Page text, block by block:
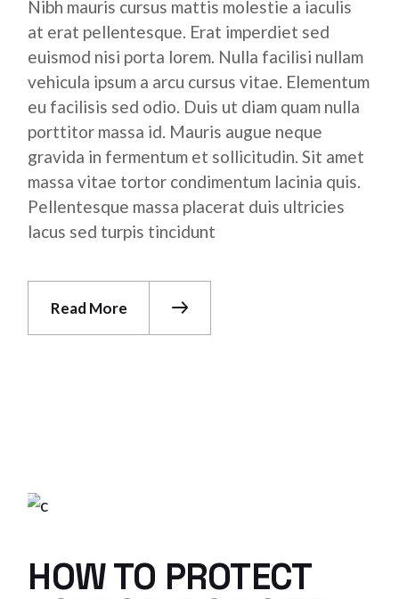
Nibh mauris cursus mattis molestie a iaculis
at erat pellentesque. Erat imperdiet sed
euismod nisi porta lorem. Nulla facilisi nullam
vehicula ipsum a arcu cursus vitae. Elementum
eu facilisis sed odio. Duis ut diam quam nulla
porttitor massa id. Mauris augue neque
gravida in fermentum et sollicitudin. Sit amet
massa vitae tortor condimentum lacinia quis.
Pellentesque massa placerat duis ultricies
lacus sed turpis tincidunt
Read More
HOW TO PROTECT